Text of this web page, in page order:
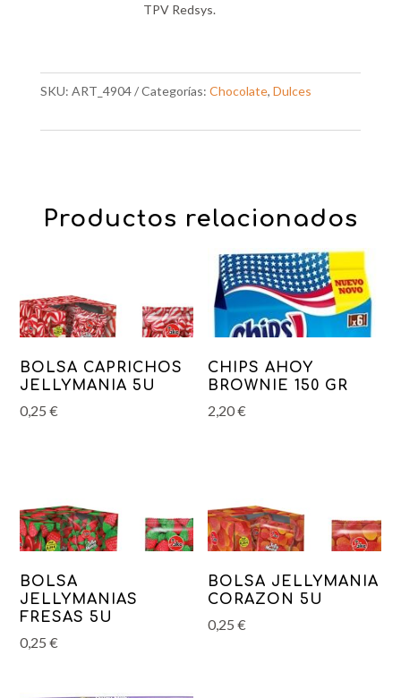
TPV Redsys.
SKU: ART_4904 Categorías: Chocolate, Dulces
Productos relacionados
BOLSA CAPRICHOS
JELLYMANIA 5U
0,25€
CHIPS AHOY
BROWNIE 150 GR
2,20€
BOLSA
JELLYMANIAS
FRESAS 5U
0,25€
BOLSA JELLYMANIA
CORAZON 5U
0,25€